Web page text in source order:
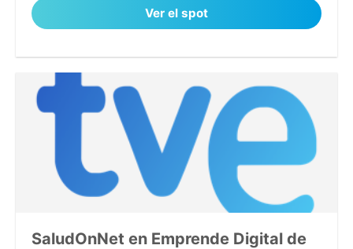
Ver el spot
SaludOnNet en Emprende Digital de